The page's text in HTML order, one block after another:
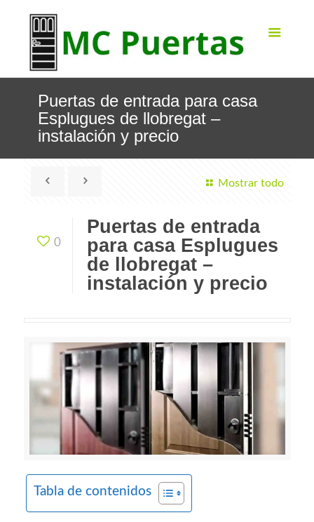
Puertas de entrada para casa
Esplugues de llobregat –
instalación y precio
Mostrar todo
0
Puertas de entrada
para casa Esplugues
de llobregat –
instalación y precio
Tabla de contenidos